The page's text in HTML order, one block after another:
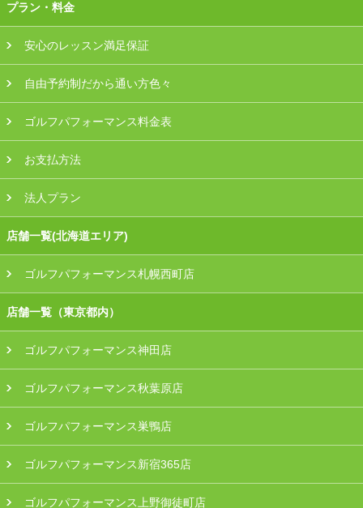
プラン・料金
安心のレッスン満足保証
自由予約制だから通い方色々
ゴルフパフォーマンス料金表
お支払方法
法人プラン
店舗一覧(北海道エリア)
ゴルフパフォーマンス札幌西町店
店舗一覧（東京都内）
ゴルフパフォーマンス神田店
ゴルフパフォーマンス秋葉原店
ゴルフパフォーマンス巣鴨店
ゴルフパフォーマンス新宿365店
ゴルフパフォーマンス上野御徒町店